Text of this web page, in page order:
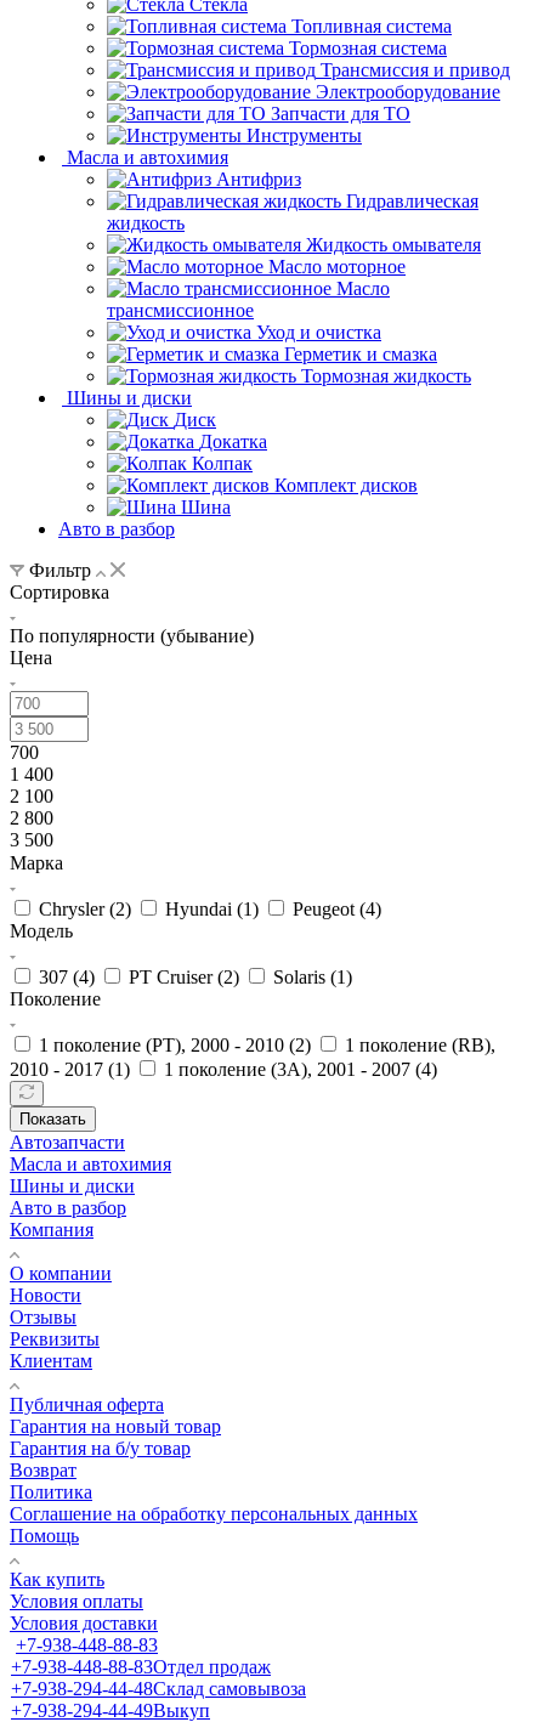
Топливная система
Тормозная система
Трансмиссия и привод
Электрооборудование
Запчасти для ТО
Инструменты
Масла и автохимия
Антифриз
Гидравлическая
жидкость
Жидкость омывателя
Масло моторное
Масло
трансмиссионное
Уход и очистка
Герметик и смазка
Тормозная жидкость
Шины и диски
Диск
Докатка
Колпак
Комплект дисков
Шина
Авто в разбор
Фильтр
Сортировка
По популярности (убывание)
Цена
700
1 400
2 100
2 800
3 500
Марка
Chrysler (2) Hyundai (1) Peugeot (4)
Модель
307 (4) PT Cruiser (2) Solaris (1)
Поколение
1 поколение (PT), 2000 - 2010 (2)
1 поколение (RB),
2010 - 2017 (1) 1 поколение (3A), 2001 - 2007 (4)
Показать
Автозапчасти
Масла и автохимия
Шины и диски
Авто в разбор
Компания
О компании
Новости
Отзывы
Реквизиты
Клиентам
Публичная оферта
Гарантия на новый товар
Гарантия на б/у товар
Возврат
Политика
Соглашение на обработку персональных данных
Помощь
Как купить
Условия оплаты
Условия доставки
+7-938-448-88-83
+7-938-448-88-83Отдел продаж
+7-938-294-44-48Склад самовывоза
+7-938-294-44-49Выкуп